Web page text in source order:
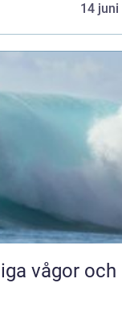
14 juni
vågor och